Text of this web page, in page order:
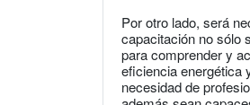
Por otro lado, será
capacitación no sólo
para comprender y
eficiencia energética
necesidad de